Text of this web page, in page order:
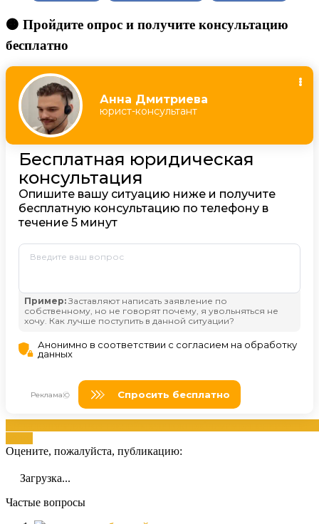
🟠 Пройдите опрос и получите консультацию
бесплатно
Оцените, пожалуйста, публикацию:
Загрузка...
Частые вопросы